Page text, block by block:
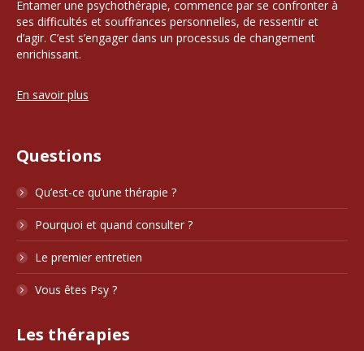
Entamer une psychothérapie, commence par se confronter à
ses difficultés et souffrances personnelles, de ressentir et
d’agir. C’est s’engager dans un processus de changement
enrichissant.
En savoir plus
Questions
Qu’est-ce qu’une thérapie ?
Pourquoi et quand consulter ?
Le premier entretien
Vous êtes Psy ?
Les thérapies